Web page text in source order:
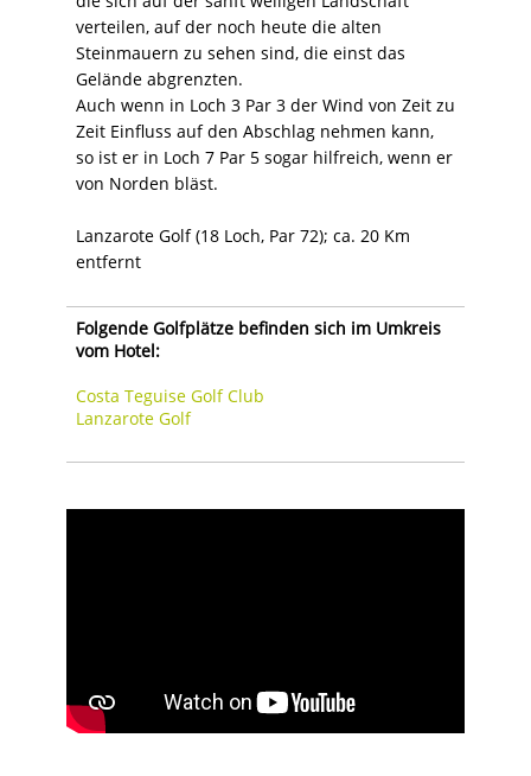
verteilen, auf der noch heute die alten
Steinmauern zu sehen sind, die einst das
Gelände abgrenzten.
Auch wenn in Loch 3 Par 3 der Wind von Zeit zu
Zeit Einfluss auf den Abschlag nehmen kann,
so ist er in Loch 7 Par 5 sogar hilfreich, wenn er
von Norden bläst.
Lanzarote Golf (18 Loch, Par 72); ca. 20 Km
entfernt
Folgende Golfplätze befinden sich im Umkreis
vom Hotel:
Costa Teguise Golf Club
Lanzarote Golf